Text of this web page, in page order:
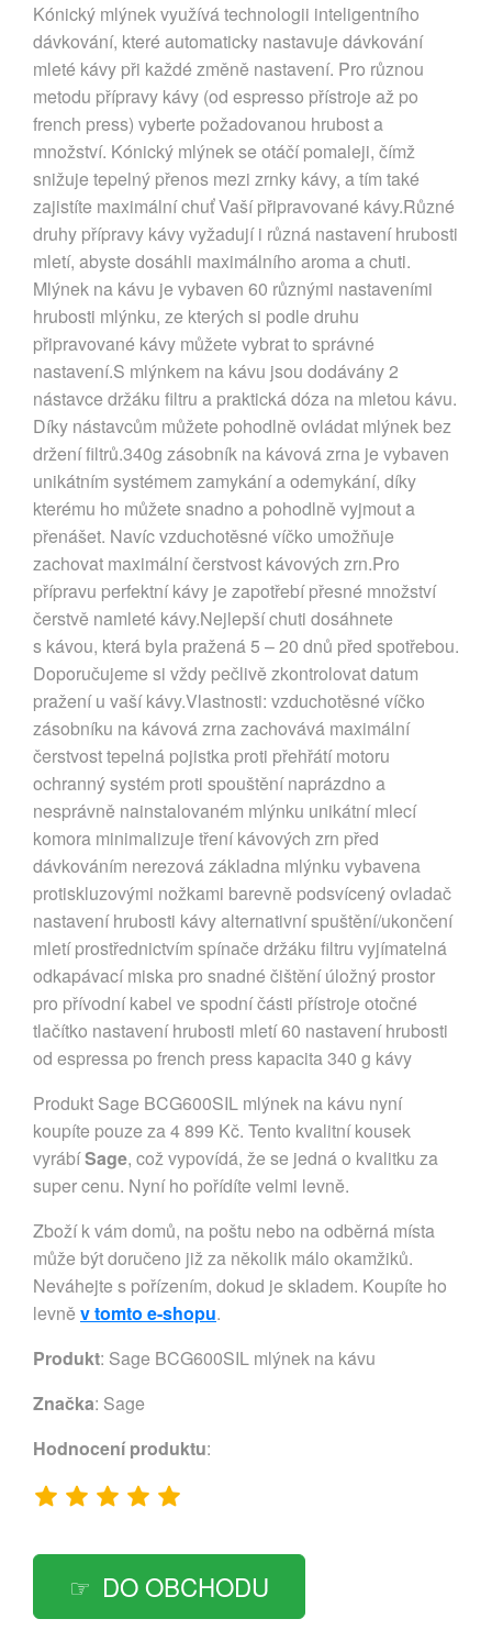
Kónický mlýnek využívá technologii inteligentního
dávkování, které automaticky nastavuje dávkování
mleté kávy při každé změně nastavení. Pro různou
metodu přípravy kávy (od espresso přístroje až po
french press) vyberte požadovanou hrubost a
množství. Kónický mlýnek se otáčí pomaleji, čímž
snižuje tepelný přenos mezi zrnky kávy, a tím také
zajistíte maximální chuť Vaší připravované kávy.Různé
druhy přípravy kávy vyžadují i různá nastavení hrubosti
mletí, abyste dosáhli maximálního aroma a chuti.
Mlýnek na kávu je vybaven 60 různými nastaveními
hrubosti mlýnku, ze kterých si podle druhu
připravované kávy můžete vybrat to správné
nastavení.S mlýnkem na kávu jsou dodávány 2
nástavce držáku filtru a praktická dóza na mletou kávu.
Díky nástavcům můžete pohodlně ovládat mlýnek bez
držení filtrů.340g zásobník na kávová zrna je vybaven
unikátním systémem zamykání a odemykání, díky
kterému ho můžete snadno a pohodlně vyjmout a
přenášet. Navíc vzduchotěsné víčko umožňuje
zachovat maximální čerstvost kávových zrn.Pro
přípravu perfektní kávy je zapotřebí přesné množství
čerstvě namleté kávy.Nejlepší chuti dosáhnete
s kávou, která byla pražená 5 – 20 dnů před spotřebou.
Doporučujeme si vždy pečlivě zkontrolovat datum
pražení u vaší kávy.Vlastnosti: vzduchotěsné víčko
zásobníku na kávová zrna zachovává maximální
čerstvost tepelná pojistka proti přehřátí motoru
ochranný systém proti spouštění naprázdno a
nesprávně nainstalovaném mlýnku unikátní mlecí
komora minimalizuje tření kávových zrn před
dávkováním nerezová základna mlýnku vybavena
protiskluzovými nožkami barevně podsvícený ovladač
nastavení hrubosti kávy alternativní spuštění/ukončení
mletí prostřednictvím spínače držáku filtru vyjímatelná
odkapávací miska pro snadné čištění úložný prostor
pro přívodní kabel ve spodní části přístroje otočné
tlačítko nastavení hrubosti mletí 60 nastavení hrubosti
od espressa po french press kapacita 340 g kávy
Produkt Sage BCG600SIL mlýnek na kávu nyní
koupíte pouze za 4 899 Kč. Tento kvalitní kousek
vyrábíSage, což vypovídá, že se jedná o kvalitku za
super cenu. Nyní ho pořídíte velmi levně.
Zboží k vám domů, na poštu nebo na odběrná místa
může být doručeno již za několik málo okamžiků.
Neváhejte s pořízením, dokud je skladem. Koupíte ho
levně v tomto e-shopu.
Produkt: Sage BCG600SIL mlýnek na kávu
Značka: Sage
Hodnocení produktu:
DO OBCHODU